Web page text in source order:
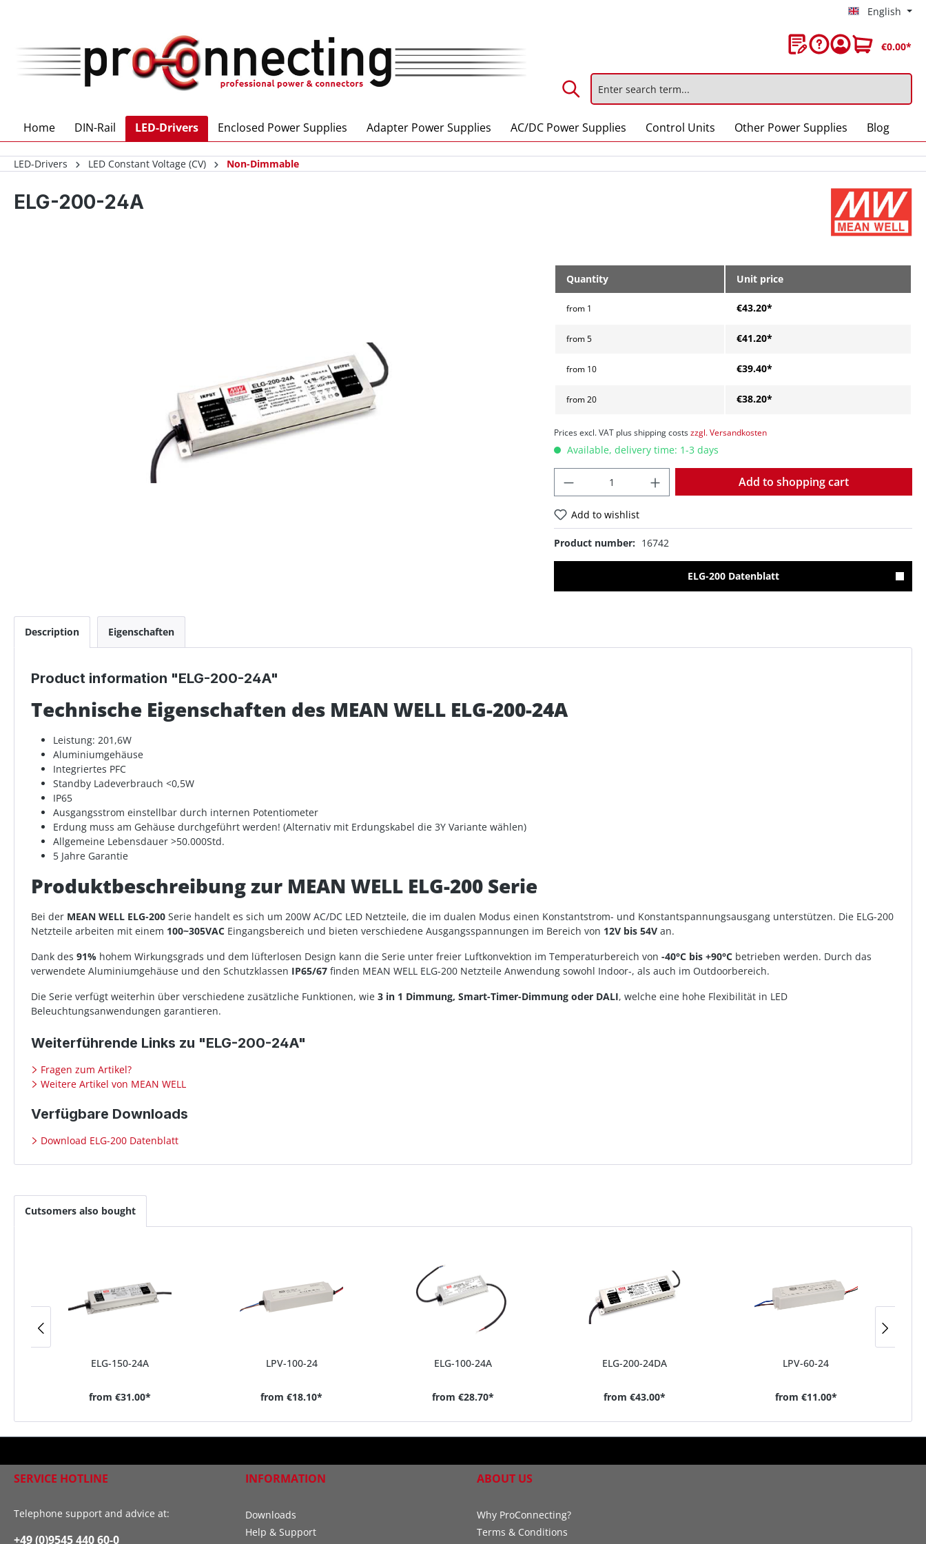
English
€0.00*
Home DIN-Rail LED-Drivers Enclosed Power Supplies Adapter Power Supplies AC/DC Power Supplies Control Units Other Power Supplies Blog
LED-Drivers LED Constant Voltage (CV) Non-Dimmable
ELG-200-24A
Quantity Unit price
from 1 €43.20*
from5 €41.20*
from 10 €39.40*
from20 €38.20*
Prices excl. VAT plus shipping costszzgl. Versandkosten
Available, delivery time: 1-3 days
Add to shopping cart
Add to wishlist
Product number: 16742
ELG-200 Datenblatt
Description Eigenschaften
Product information "ELG-200-24A"
Technische Eigenschaften des MEAN WELL ELG-200-24A
Leistung: 201,6W
Aluminiumgehäuse
Integriertes PFC
Standby Ladeverbrauch <0,5W
IP65
Ausgangsstrom einstellbar durch internen Potentiometer
Erdung muss am Gehäuse durchgeführt werden! (Alternativ mit Erdungskabel die 3Y Variante wählen)
Allgemeine Lebensdauer >50.000Std.
5 Jahre Garantie
Produktbeschreibung zur MEAN WELL ELG-200 Serie
Bei der MEAN WELL ELG-200 Serie handelt es sich um 200W AC/DC LED Netzteile, die im dualen Modus einen Konstantstrom- und Konstantspannungsausgang unterstützen. Die ELG-200
Netzteile arbeiten mit einem 100~305VAC Eingangsbereich und bieten verschiedene Ausgangsspannungen im Bereich von 12V bis 54V an.
Dank des 91% hohem Wirkungsgrads und dem lüfterlosen Design kann die Serie unter freier Luftkonvektion im Temperaturbereich von -40°C bis +90°C betrieben werden. Durch das
verwendete Aluminiumgehäuse und den Schutzklassen IP65/67 finden MEAN WELL ELG-200 Netzteile Anwendung sowohl Indoor-, als auch im Outdoorbereich.
Die Serie verfügt weiterhin über verschiedene zusätzliche Funktionen, wie 3 in 1 Dimmung, Smart-Timer-Dimmung oder DALI, welche eine hohe Flexibilität in LED
Beleuchtungsanwendungen garantieren.
Weiterführende Links zu "ELG-200-24A"
Fragen zum Artikel?
Weitere Artikel von MEAN WELL
Verfügbare Downloads
Download ELG-200 Datenblatt
Cutsomers also bought
ELG-150-24A
from€31.00*
LPV-100-24
from€18.10*
ELG-100-24A
from €28.70*
ELG-200-24DA
from €43.00*
LPV-60-24
from €11.00*
SERVICE HOTLINE
Telephone support and advice at:
+49 (0)9545 440 60-0
INFORMATION
Downloads
Help & Support
ABOUT US
Why ProConnecting?
Terms & Conditions